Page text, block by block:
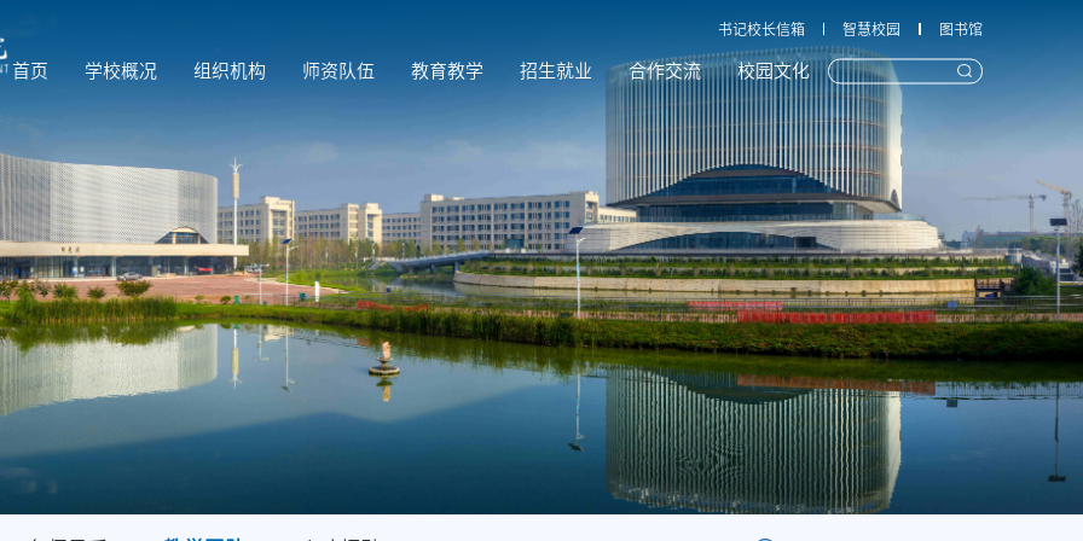
书记校长信箱 智慧校园 图书馆
首页 学校概况 组织机构 师资队伍 教育教学 招生就业 合作交流 校园文化